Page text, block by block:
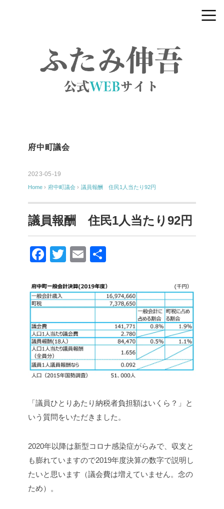
府中町議会
2023-05-19
Home › 府中町議会 › 議員報酬 住民1人当たり92円
議員報酬 住民1人当たり92円
F
c
e
b
o
o
k
T
tt
er
E
ail
「議員ひとりあたり納税者負担額はいくら？」と
いう質問をいただきました。
2020年以降は新型コロナ感染症がらみで、収支と
も膨れていますので2019年度決算の数字で説明し
たいと思います（議会費は増えていません。念の
ため）。